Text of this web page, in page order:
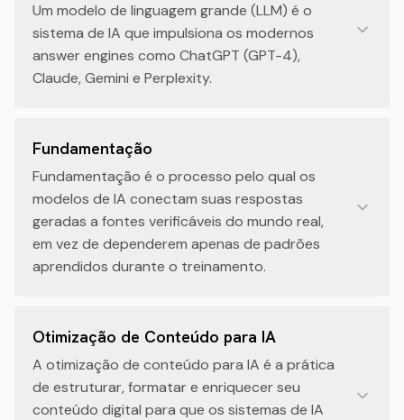
Um modelo de linguagem grande (LLM) é o
sistema de IA que impulsiona os modernos
answer engines como ChatGPT (GPT-4),
Claude, Gemini e Perplexity.
Fundamentação
Fundamentação é o processo pelo qual os
modelos de IA conectam suas respostas
geradas a fontes verificáveis do mundo real,
em vez de dependerem apenas de padrões
aprendidos durante o treinamento.
Otimização de Conteúdo para IA
A otimização de conteúdo para IA é a prática
de estruturar, formatar e enriquecer seu
conteúdo digital para que os sistemas de IA